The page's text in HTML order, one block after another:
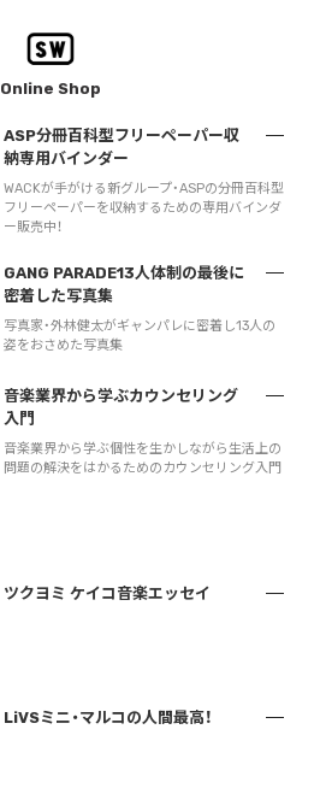
Online Shop
ASP分冊百科型フリーペーパー収
納専用バインダー
WACKが手がける新グループ・ASPの分冊百科型
フリーペーパーを収納するための専用バインダ
ー販売中！
GANG PARADE13人体制の最後に
密着した写真集
写真家・外林健太がギャンパレに密着し13人の
姿をおさめた写真集
音楽業界から学ぶカウンセリング
入門
音楽業界から学ぶ個性を生かしながら生活上の
問題の解決をはかるためのカウンセリング入門
ツクヨミ ケイコ音楽エッセイ
LiVSミニ・マルコの人間最高！